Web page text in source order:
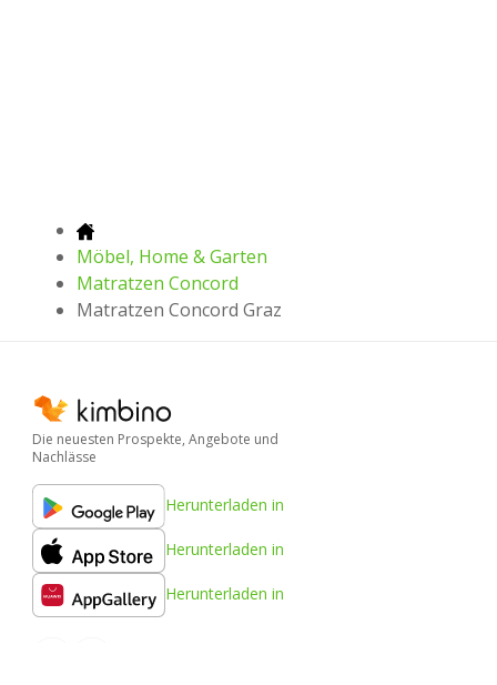
Möbel, Home & Garten
Matratzen Concord
Matratzen Concord Graz
Die neuesten Prospekte, Angebote und
Nachlässe
Herunterladen in
Herunterladen in
Herunterladen in